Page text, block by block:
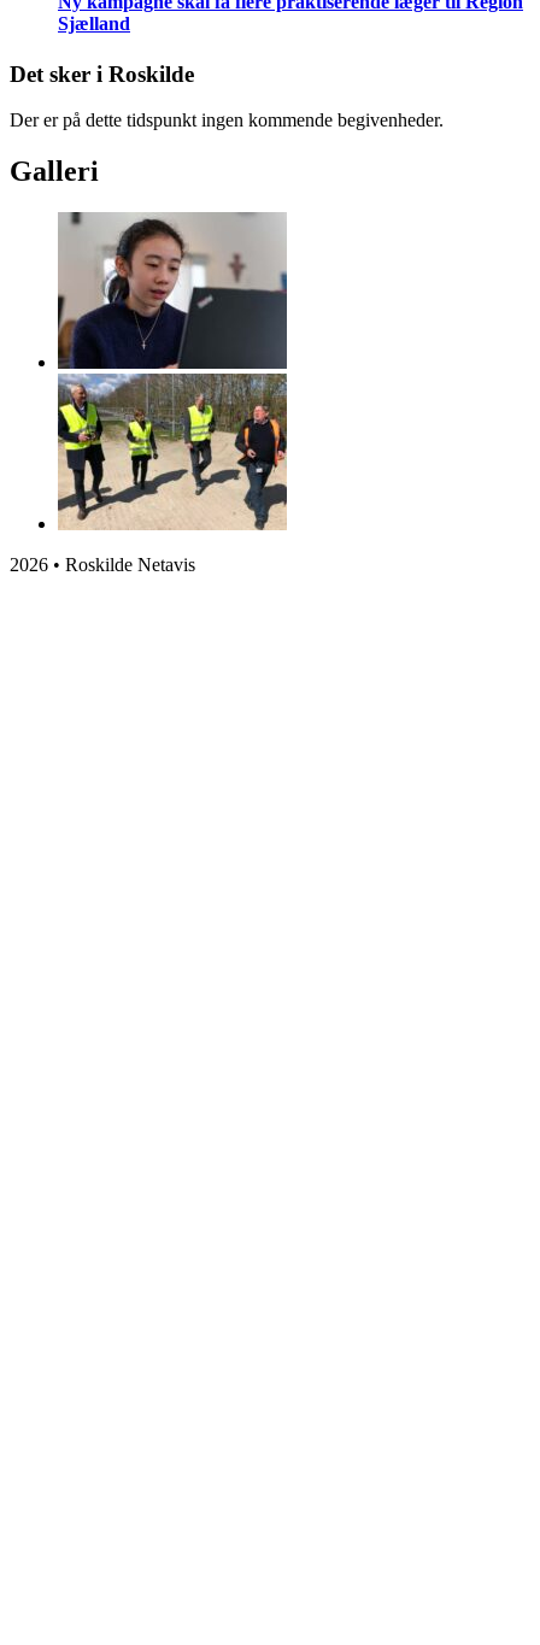
Sjælland
Det sker i Roskilde
Der er på dette tidspunkt ingen kommende begivenheder.
Galleri
2026 • Roskilde Netavis